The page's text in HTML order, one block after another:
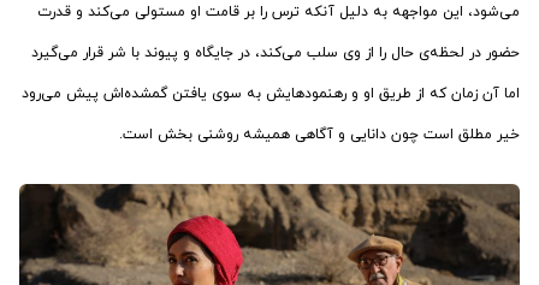
می‌شود، این مواجهه به دلیل آنکه ترس را بر قامت او مستولی می‌کند و قدرت
حضور در لحظه‌ی حال را از وی سلب می‌کند، در جایگاه و پیوند با شر قرار می‌گیرد
اما آن زمان که از طریق او و رهنمودهایش به سوی یافتن گمشده‌اش پیش می‌رود
خیر مطلق است چون دانایی و آگاهی همیشه روشنی بخش است.